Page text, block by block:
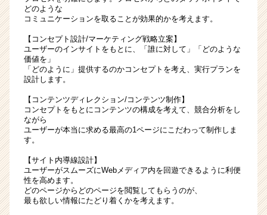
どのような
コミュニケーションを取ることが効果的かを考えます。
【コンセプト設計/マーケティング戦略立案】
ユーザーのインサイトをもとに、「誰に対して」「どのような
価値を」
「どのように」提供するのかコンセプトを考え、実行プランを
設計します。
【コンテンツディレクション/コンテンツ制作】
コンセプトをもとにコンテンツの構成を考えて、競合分析をし
ながら
ユーザーが本当に求める最高の1ページにこだわって制作しま
す。
【サイト内導線設計】
ユーザーがスムーズにWebメディア内を回遊できるように利便
性を高めます。
どのページからどのページを閲覧してもらうのが、
最も欲しい情報にたどり着くかを考えます。